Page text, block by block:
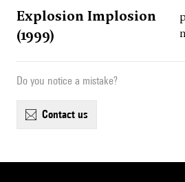
Explosion Implosion
(1999)
Do you notice a mistake?
contact us